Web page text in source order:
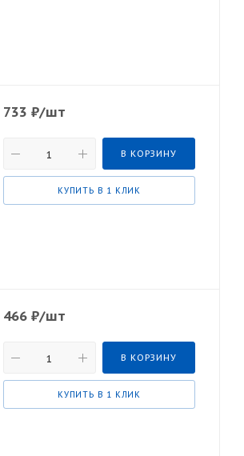
733 ₽/шт
В КОРЗИНУ
КУПИТЬ В 1 КЛИК
466 ₽/шт
В КОРЗИНУ
КУПИТЬ В 1 КЛИК